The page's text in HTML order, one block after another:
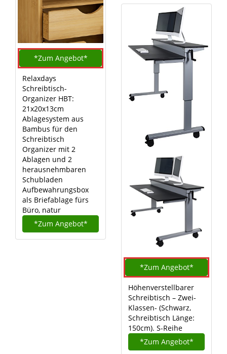
*Zum Angebot*
Relaxdays
Schreibtisch-
Organizer HBT:
21x20x13cm
Ablagesystem aus
Bambus für den
Schreibtisch
Organizer mit 2
Ablagen und 2
herausnehmbaren
Schubladen
Aufbewahrungsbox
als Briefablage fürs
Büro, natur
*Zum Angebot*
*Zum Angebot*
Höhenverstellbarer
Schreibtisch – Zwei-
Klassen- (Schwarz,
Schreibtisch Länge:
150cm). S-Reihe
*Zum Angebot*